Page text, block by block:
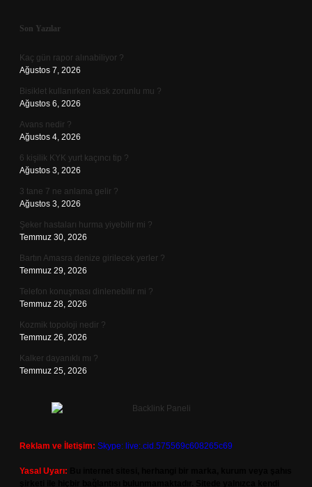
Sidebar
Son Yazılar
Kaç gün rapor alınabiliyor ?
Ağustos 7, 2026
Bisiklet kullanırken kask zorunlu mu ?
Ağustos 6, 2026
Avans nedir ?
Ağustos 4, 2026
6 kişilik KYK yurt kaçıncı tip ?
Ağustos 3, 2026
3 tane 7 ne anlama gelir ?
Ağustos 3, 2026
Şeker hastaları hurma yiyebilir mi ?
Temmuz 30, 2026
Bartın Amasra denize girilecek yerler ?
Temmuz 29, 2026
Telefon konuşması dinlenebilir mi ?
Temmuz 28, 2026
Kozmik topoloji nedir ?
Temmuz 26, 2026
Kalker dayanıklı mı ?
Temmuz 25, 2026
Reklam ve İletişim: Skype: live:.cid.575569c608265c69
Yasal Uyarı: